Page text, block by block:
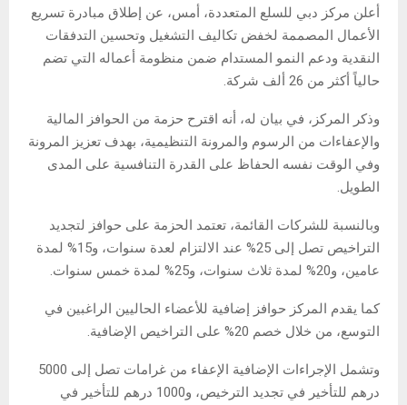
أعلن مركز دبي للسلع المتعددة، أمس، عن إطلاق مبادرة تسريع
الأعمال المصممة لخفض تكاليف التشغيل وتحسين التدفقات
النقدية ودعم النمو المستدام ضمن منظومة أعماله التي تضم
حالياً أكثر من 26 ألف شركة.
وذكر المركز، في بيان له، أنه اقترح حزمة من الحوافز المالية
والإعفاءات من الرسوم والمرونة التنظيمية، بهدف تعزيز المرونة
وفي الوقت نفسه الحفاظ على القدرة التنافسية على المدى
الطويل.
وبالنسبة للشركات القائمة، تعتمد الحزمة على حوافز لتجديد
التراخيص تصل إلى 25% عند الالتزام لعدة سنوات، و15% لمدة
عامين، و20% لمدة ثلاث سنوات، و25% لمدة خمس سنوات.
كما يقدم المركز حوافز إضافية للأعضاء الحاليين الراغبين في
التوسع، من خلال خصم 20% على التراخيص الإضافية.
وتشمل الإجراءات الإضافية الإعفاء من غرامات تصل إلى 5000
درهم للتأخير في تجديد الترخيص، و1000 درهم للتأخير في